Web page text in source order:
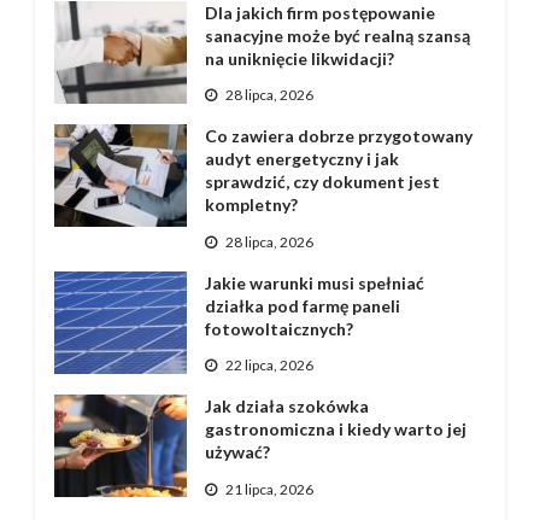
Dla jakich firm postępowanie
sanacyjne może być realną szansą
na uniknięcie likwidacji?
28 lipca, 2026
Co zawiera dobrze przygotowany
audyt energetyczny i jak
sprawdzić, czy dokument jest
kompletny?
28 lipca, 2026
Jakie warunki musi spełniać
działka pod farmę paneli
fotowoltaicznych?
22 lipca, 2026
Jak działa szokówka
gastronomiczna i kiedy warto jej
używać?
21 lipca, 2026